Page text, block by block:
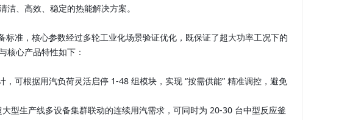
、高效、稳定的热能解决方案。
准，核心参数经过多轮工业化场景验证优化，既保证了超大功率工况下的
核心产品特性如下：
可根据用汽负荷灵活启停 1-48 组模块，实现 “按需供能” 精准调控，避免
型生产线多设备集群联动的连续用汽需求，可同时为 20-30 台中型反应釜